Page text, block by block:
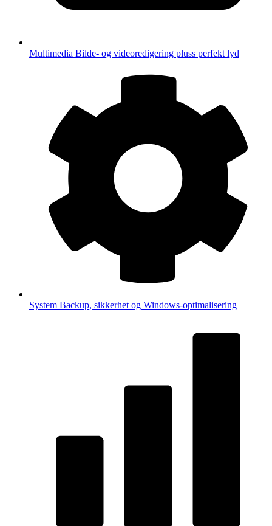
Multimedia Bilde- og videoredigering pluss perfekt lyd
System Backup, sikkerhet og Windows-optimalisering